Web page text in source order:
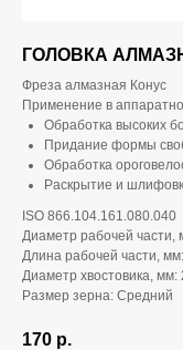
ГОЛОВКА
Фреза алмазная Конус
Применение в
Обработка высоких
Придание формы
Обработка
Раскрытие и
ISO 866.104.161.080.040
Диаметр рабочей части,
Длина рабочей части,
Диаметр хвостовика, мм:
Размер зерна: Средний
170 р.